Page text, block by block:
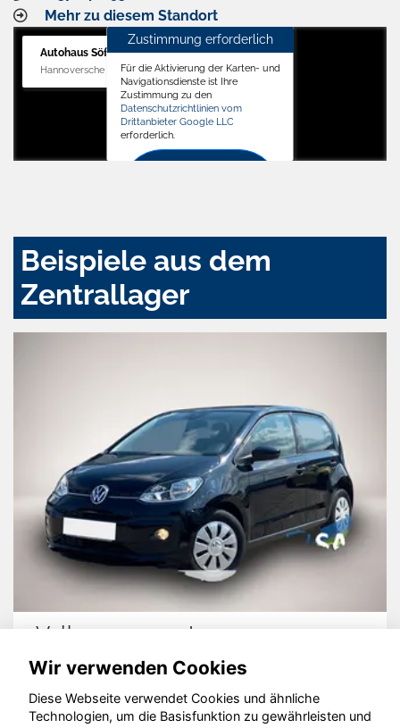
Mehr zu diesem Standort
Autohaus Söffker GmbH
Hannoversche Str. 34, 31688 Nienstädt
Zustimmung erforderlich
Für die Aktivierung der Karten- und
Navigationsdienste ist Ihre
Zustimmung zu den
Datenschutzrichtlinien vom
Drittanbieter Google LLC
erforderlich.
Beispiele aus dem
Zentrallager
Volkswagen up!
Wir verwenden Cookies
Diese Webseite verwendet Cookies und ähnliche
Technologien, um die Basisfunktion zu gewährleisten und